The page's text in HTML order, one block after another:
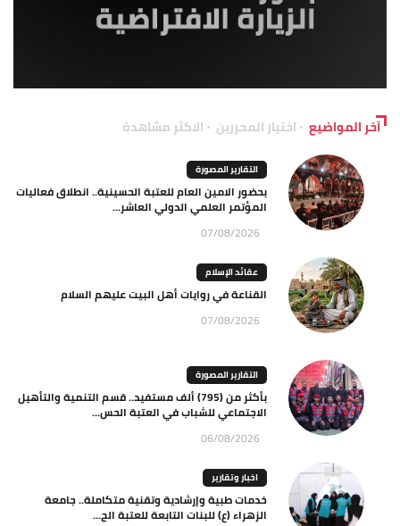
آخر المواضيع اختيار المحررين الاكثر مشاهدة
التقارير المصورة
بحضور الامين العام للعتبة الحسينية.. انطلاق فعاليات
المؤتمر العلمي الدولي العاشر...
07/08/2026
عقائد الإسلام
القناعة في روايات أهل البيت عليهم السلام
07/08/2026
التقارير المصورة
بأكثر من (795) ألف مستفيد.. قسم التنمية والتأهيل
الاجتماعي للشباب في العتبة الحس...
06/08/2026
اخبار وتقارير
خدمات طبية وإرشادية وتقنية متكاملة.. جامعة
الزهراء (ع) للبنات التابعة للعتبة الح...